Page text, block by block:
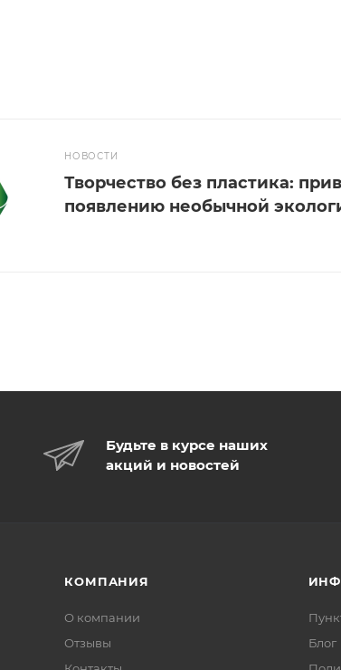
НОВОСТИ
Творчество без пластика:
появлению необычной
Будьте в курсе наших
акций и новостей
КОМПАНИЯ
О компании
Отзывы
Блог